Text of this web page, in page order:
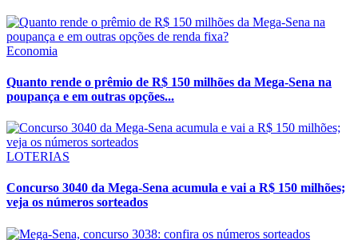
Economia
Quanto rende o prêmio de R$ 150 milhões da Mega-Sena na
poupança e em outras opções...
LOTERIAS
Concurso 3040 da Mega-Sena acumula e vai a R$ 150 milhões;
veja os números sorteados